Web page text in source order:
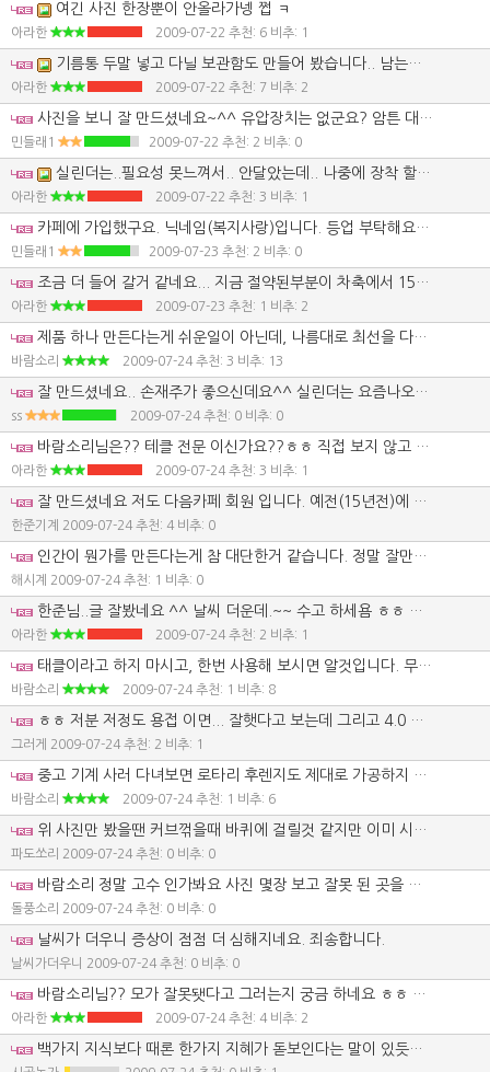
여긴 사진 한장뿐이 안올라가넹 쩝 ㅋ
아라한 2009-07-22 추천: 6 비추: 1
기름통 두말 넣고 다닐 보관함도 만들어 봤습니다.. 남는자재 이용 해서..
아라한 2009-07-22 추천: 7 비추: 2
사진을 보니 잘 만드셨네요~^^ 유압장치는 없군요? 암튼 대단하십니다. 나중에 제가 만든 트레일러도 함 올려 보도록 하겠습니다. 혹시 총 비용이 얼마나 들었나요? 그리고 바퀴는 1톤용으로 하셨나요? 가격은? 견인고리만 따로 구입하셨나요? 그렇다면 가격은...?
민들래1 2009-07-22 추천: 2 비추: 0
실린더는..필요성 못느껴서.. 안달았는데.. 나중에 장착 할수 있게 트레일러 만들었습니다... 바퀴는 4.5 톤 앞 차축 으로 했구여... 견인 고리 바침대 잠금 장치 운좋게.. 10만원에 구햇네요. 총 비용은 102만 정도 들었습니다.. 폐차장이 가까이 있어서 차축 반값에 구햇네요. 제가 만들면서 처음 부터 올린 사진... 다음 카페 농기계 사용자 란 카페에 다 올려 놨습니다..카페 가입 하시면 볼수 있어요 ㅎㅎ
아라한 2009-07-22 추천: 3 비추: 1
카페에 가입했구요. 닉네임(복지사랑)입니다. 등업 부탁해요~^^ 많이 배웠으면 좋겠습니다. 그러면 비용이 님께서 말씀하시는 것 보다 더 들어갈 수도 있겠네요? 추천했습니다~^^
민들래1 2009-07-23 추천: 2 비추: 0
조금 더 들어 갈거 같네요... 지금 절약된부분이 차축에서 15만 하고 철판 한장.. 그리고 바침대 에서 약 8 만쯤?? 민들래님 트레일러 기대 해 볼께요 ,,,^^ 댁이 가깝 다면 제작 하는거 보고 싶네요 ..
아라한 2009-07-23 추천: 1 비추: 2
제품 하나 만든다는게 쉬운일이 아닌데, 나름대로 최선을 다해서 만드셨군요. 용접이 좀 약하지 않나 생각도 됩니다. 용접봉 3.2파이 사용하셨나봐요? 4파이는 전기와 용접기가 딸려서 좀 힘들테니까요. 용접봉 몇 통 소모됐나요? 잔넬보단 각 파이프가 강도가 높을텐데, 각 파이프도 두께별 가격차이가 심하죠. 각 파이프가 사용하지 않을려면 잔넬을 포개서 용접해야 하는데, 용접 잘못하면 그것도 휘어지죠. 나름대로 최선을 다해서 만드신것 같은데, 하나씩 만들어 보면서 배우는것도 많이 있습니다.
바람소리 2009-07-24 추천: 3 비추: 13
잘 만드셨네요.. 손재주가 좋으신데요^^ 실린더는 요즘나오는 콤바인트레일러에 있는 실린더가 좋을것 같은데요.. 그런 실린더를 뭐라하는지 모르겠네요.. 유압잭 연결 않하는... 앞쪽 고정레버 해제하고 사람이 발로 뒤에서 누르면 서서히 내려가고 콤바인 상차하면 그무게로 서서히 앞으로 떨어져서 잠금장치에 걸리는.... 일반 유압 실린더보다는 좋을것 같네요...콤바인전용이라면요^^
ss 2009-07-24 추천: 0 비추: 0
바람소리님은?? 테클 전문 이신가요??ㅎㅎ 직접 보지 않고 용접 약하다느니.. 수정 작업 불가피 하다느니? 그렇게 잘 하시면 하나 만들어서 올려 보시죠?? 그리고 용접 봉은 4.0 으로 햇구여... 2박스 반정도 들엇네요.. 그리고 어디를 봐서 수정 불가피 하다는건지 지적 해 주시기 바랍니다... 제가 만든게.. 튼튼 하다고 자부는 못하지만... 기존 기성품 보다는 튼튼 하게 만들었다고 자부 합니다...
아라한 2009-07-24 추천: 3 비추: 1
잘 만드셨네요 저도 다음카페 회원 입니다. 예전(15년전)에 자동아닌 사다리 사용하는 추레라 만든적이 있습니다. 그때는 대부분 만들어서 사용했을것이라고 생각합니다. 그리고 잔넬이 강도가 사용하기에 충분 강한것으로 알고 있으며 잔넬 포개어서(사각형태로용접) 사용하면 충분합니다. 그리고 바람소리// 말은 안들어도 될듯 합니다. 밑에 글중에 비추가 있으면 답글 달지 않는다고 하던데 비추에 숫자가 올라가니 답글을 지우고 질문의 답글을 달아놓으셨더군요. 그리고 무조건 자기주장이 옳음을 강조하는식이더군요 제가 하나 건의를 하자면 서로 도와 가면서 용기를 북돋아 주면서 이 어려운 농촌 현실을 헤쳐가는 그런 장소가 되었으면 좋게습니다. 남에게 주고도 남아있는것이 지식이며 그 또한 살아가면서 즐길수 있는 삶의 방식 중에 하나라고 생각 하는데 그렇지 못한생각을 하고 계시는것 같습니다. 글을 읽다보면 자기글에 인정을 하지 않으며 어떻게던 인정을 받을려고 하는 분위기가 많이 느껴집니다. 저도 회사생활(자동화 기계 제작) 하면서 농사일을 하지만 현재 농촌 실정이 그렇게 좋지 못한 사정 입니다. 기계값 기름값 농자재비는 하늘 무서운줄 모르고 치솟고 있으며 이때 수리비나 아니면 농자재비라도 조금아끼고 비싼기계를 조금더 오래사용 할려고 서로의 정보를 공유하면서 모이는 장소로 운영해 가면 좋겠습니다. 무더위에 건강 조심 하시고 오늘 중복인데 맛있는 음식 드시고 좋은생각 많이하세요 끝까지 정리도 되지 못한글 읽어 주셔서 감사 드립니다. 끝으로 하나더 말씀 드리자면 예전에 제가 위아공작기계 a/s에 근무할 때 선배님께서 하신 말씀이 기술자와 어중개비(비기술자)의 차이점은 종이 한장(같은 기술을 배워도 얼마나 열심히 기술연마를 하느냐) 차이며 기술자보다 비기술자가 말이 많다고 합니다. 다시 한번 더 감사 드리며 농민이 인정 받는 그날까지 파이팅!!!
한준기계 2009-07-24 추천: 4 비추: 0
인간이 뭔가를 만든다는게 참 대단한거 같습니다. 정말 잘만드셧네요.
해시계 2009-07-24 추천: 1 비추: 0
한준님..글 잘봤네요 ^^ 날씨 더운데.~~ 수고 하세욤 ㅎㅎ 다음 카페 회원 이시면 거기서도 한준 기계가 대명 이신가요??ㅎㅎ 자주 뵈요 ~
아라한 2009-07-24 추천: 2 비추: 1
태클이라고 하지 마시고, 한번 사용해 보시면 알것입니다. 무엇이 잘못되었는지 아시게 될테니 사용해 보시길 바랍니다. 용접이 튼튼하다 튼튼하지 않다고 이야기 한것은 가깝게 보질 않아서 섣부른 판단이지만 트레일러 작업 용접시 사용자에 따라겠지만 2중 용접을 하게 됩니다. 한번 쭈욱 용접한것을 그위에 다시 한번 용접을 하게 된답니다. 살을 많이 붙이기 위함이랄까요. 4파이 용접봉을 사용했다고 해서 튼튼한것만은 아닙니다. 가격면에서 4파이 용접봉이 저렴하긴 하지만 두꺼운철 용접하기엔 편하긴 합니다. 용접봉 자주 교체하지 않으니까요. 4파이 용접봉 사용하면서 용접 하기엔 전기 용량이 딸리기 때문에 용접이 깊게 되었는지는 모르겠습니다. 현 상태에서도 사용할수는 있겠지만 수정작업 하지 않고 사용하기엔 불편해서 불가피하게 수정 작업을 하시지 않을까 싶습니다.
바람소리 2009-07-24 추천: 1 비추: 8
ㅎㅎ 저분 저정도 용접 이면... 잘햇다고 보는데 그리고 4.0 으로 용접 할시에 전기 용량 딸린다? 용랼 딸리면 용접비드가 저리 나오겟는가?? 저분 너보다 용접 더 잘 하는거 같네만. 어줍잖은 얕은 지식으로 테클좀 그만 걸게나 그리고 저분 만든거 다음 카페에서 봤는데 밑에 보강 튼튼 하게 댓더구만..
그러게 2009-07-24 추천: 2 비추: 1
중고 기계 사러 다녀보면 로타리 후렌지도 제대로 가공하지 못한것도 보았는데, 정녕 사용하는 사용자도 자신의 로타리 후렌지가 잘못 가공된지도 모르고 있더란 말씀입니다. 그래도 글을 보는 사람이라면 도대체 뭐가 잘못 되었을까? 궁금들 하실것 같습니다. 무늬철판 사용한것과 가운데 부분에 훤히 뚫린것은 자재비 절약되고 무게 줄일수 있어서 칭찬할만 합니다.
바람소리 2009-07-24 추천: 1 비추: 6
위 사진만 봤을땐 커브꺾을때 바퀴에 걸릴것 같지만 이미 시운전 하신 사진이 다음까페에 올라왔는데 ~ 콤바인 무게 해봣자 4-5톤뿐이 안나가는데 하중걸릴때는 바퀴축과 견인부위에 많이 걸릴텐데 ~ 글을쓸때는 일단 글쓰는것부터 배우고 써야겠다는 생각이 드는 1인...
파도쏘리 2009-07-24 추천: 0 비추: 0
바람소리 정말 고수 인가봐요 사진 몇장 보고 잘못 된 곳을 알고 대단 하심니다. 저도 만들줄알고 다음 카페에서 만드는 과정 봤지만 도무지 어디가 잘못 된는지 모르겠네요 한수 부탁 드립니다. 잘못 됫곳을 미리 알려주시면 빠른 대처가 있지 않을까 싶네요
돌풍소리 2009-07-24 추천: 0 비추: 0
날씨가 더우니 증상이 점점 더 심해지네요. 죄송합니다.
날씨가더우니 2009-07-24 추천: 0 비추: 0
바람소리님?? 모가 잘못됏다고 그러는지 궁금 하네요 ㅎㅎ 제가... 장착 안한건... 콤바인 묶을때 쓰는 고리랑... 실린더만.. 안 달았거든요 묶고 다닌적 없어서 안 달았구여 실린더도.. 쓰는 데 불편 함 없으면 안단다고 했습니다. 제 나름대로 다른 트레일러 보고 보완 할점 있으면 보완도 하고 그렇게 만들었는데 무엇이 잘못 됐는지 밝혀 보시지요? 대각선 보강은 제가 트렉터로 견인 해 본 결과 바퀴에 간섭 받지 않더군요 그럼 무엇이 잘못일까요? 저도 나이는 어리다면 어리고 먹었다면 먹었을 나이 입니다만... 저도 왠만큼 기계 써 봣구여.. 님 아는 만큼 안다고 자부 합니다. 지적 하실려면 어디가 잘못됐다고 확실히 밝혀 주시지요?? 그래야 저도 알고 여기 있는 모든분 알거라 생각 됩니다.. 어줍 잖게 다른 사람 작업 한거 가지고 딴지 그만 거시지요? 다시 한번 말씀 드리지만... 확실히 밝혀 주시기 바랍니다.... 그래야 제가 잘못됐다면 저도 고치고 모르는 분들 알게 되니깐요 이렇게.. (뭐가 잘못 됐는지 궁금해서 로그인 하지 않고 댓글을 달지 않았나 싶은데, 트레일러 저런식으로 만든 사람이라면 분명 뭐가 잘못됐는지 알지 않을까 싶습니다. ) 이딴 식으로 댓글 달면 심히 기분 불퀘 합니다.... 아시겟습니까???
아라한 2009-07-24 추천: 4 비추: 2
백가지 지식보다 때론 한가지 지혜가 돋보인다는 말이 있듯이 지식을 떠나서 겸손과 미덕이란 전혀 볼수가 없는 것이 아주 이전의 기미조를 한준기계님 말씀따나 보는거 같네요. 예전의 혀짧은 기미조도 싫었지만 여기 이글도 만만치 않네요.ㅎㅎ